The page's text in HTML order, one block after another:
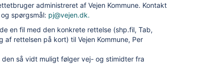
administreret af Vejen Kommune. Kontakt
spørgsmål: pj@vejen.dk.
en fil med den konkrete rettelse (shp.fil, Tab,
rettelsen på kort) til Vejen Kommune, Per
så vidt muligt følger vej- og stimidter fra